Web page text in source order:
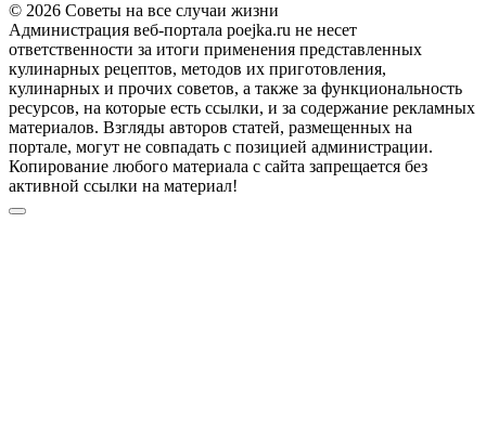
© 2026 Советы на все случаи жизни
Администрация веб-портала poejka.ru не несет
ответственности за итоги применения представленных
кулинарных рецептов, методов их приготовления,
кулинарных и прочих советов, а также за функциональность
ресурсов, на которые есть ссылки, и за содержание рекламных
материалов. Взгляды авторов статей, размещенных на
портале, могут не совпадать с позицией администрации.
Копирование любого материала с сайта запрещается без
активной ссылки на материал!